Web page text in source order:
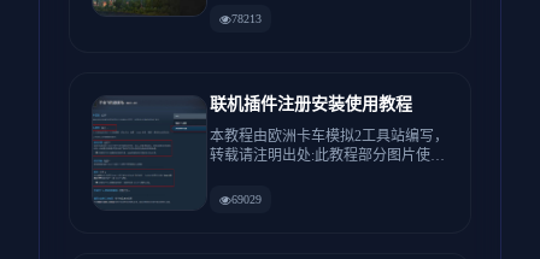
78213
联机插件注册安装使用教程
本教程由欧洲卡车模拟2工具站编写，
转载请注明出处:此教程部分图片使用
69029